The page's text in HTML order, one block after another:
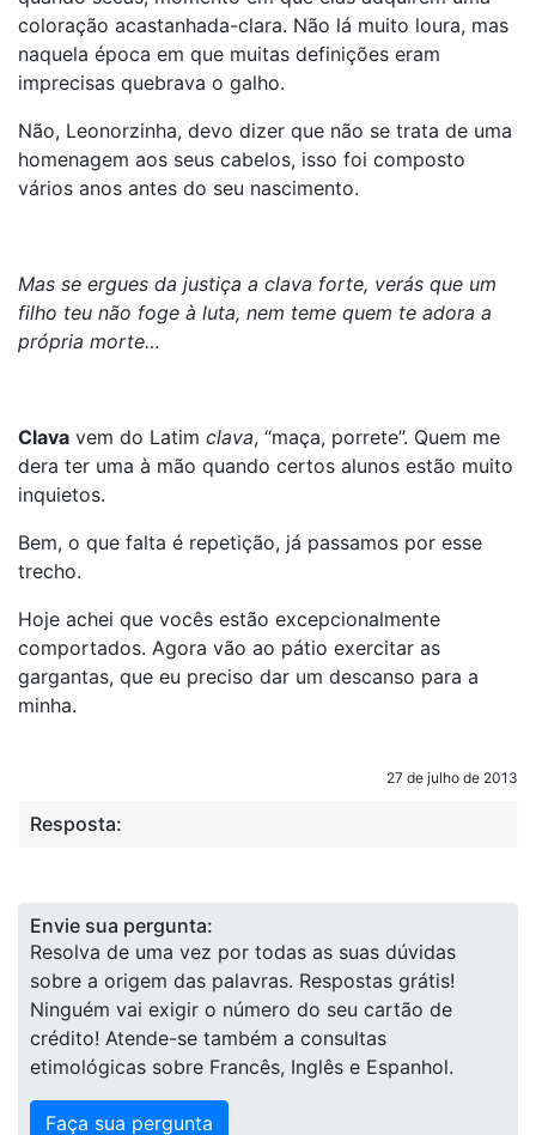
coloração acastanhada-clara. Não lá muito loura, mas
naquela época em que muitas definições eram
imprecisas quebrava o galho.
Não, Leonorzinha, devo dizer que não se trata de uma
homenagem aos seus cabelos, isso foi composto
vários anos antes do seu nascimento.
Mas se ergues da justiça a clava forte, verás que um
filho teu não foge à luta, nem teme quem te adora a
própria morte…
Clava vem do Latim clava, “maça, porrete”. Quem me
dera ter uma à mão quando certos alunos estão muito
inquietos.
Bem, o que falta é repetição, já passamos por esse
trecho.
Hoje achei que vocês estão excepcionalmente
comportados. Agora vão ao pátio exercitar as
gargantas, que eu preciso dar um descanso para a
minha.
27 de julho de 2013
Resposta:
Envie sua pergunta:
Resolva de uma vez por todas as suas dúvidas
sobre a origem das palavras. Respostas grátis!
Ninguém vai exigir o número do seu cartão de
crédito! Atende-se também a consultas
etimológicas sobre Francês, Inglês e Espanhol.
Faça sua pergunta